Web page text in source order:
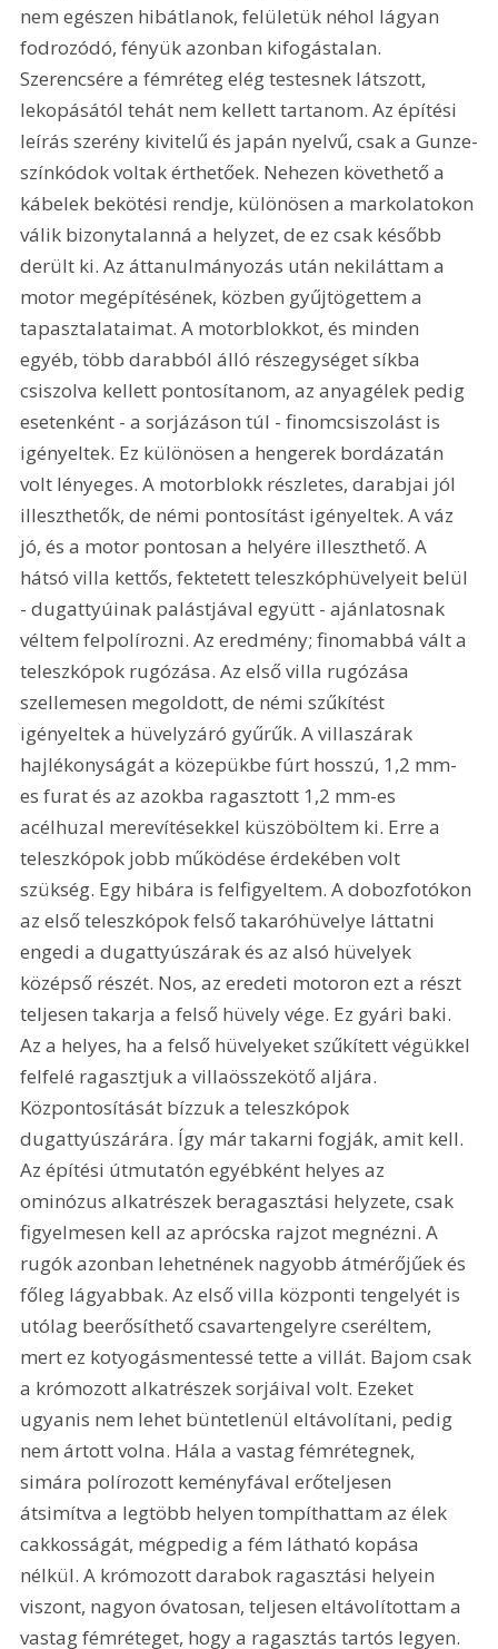
nem egészen hibátlanok, felületük néhol lágyan
fodrozódó, fényük azonban kifogástalan.
Szerencsére a fémréteg elég testesnek látszott,
lekopásától tehát nem kellett tartanom. Az építési
leírás szerény kivitelű és japán nyelvű, csak a Gunze-
színkódok voltak érthetőek. Nehezen követhető a
kábelek bekötési rendje, különösen a markolatokon
válik bizonytalanná a helyzet, de ez csak később
derült ki. Az áttanulmányozás után nekiláttam a
motor megépítésének, közben gyűjtögettem a
tapasztalataimat. A motorblokkot, és minden
egyéb, több darabból álló részegységet síkba
csiszolva kellett pontosítanom, az anyagélek pedig
esetenként - a sorjázáson túl - finomcsiszolást is
igényeltek. Ez különösen a hengerek bordázatán
volt lényeges. A motorblokk részletes, darabjai jól
illeszthetők, de némi pontosítást igényeltek. A váz
jó, és a motor pontosan a helyére illeszthető. A
hátsó villa kettős, fektetett teleszkóphüvelyeit belül
- dugattyúinak palástjával együtt - ajánlatosnak
véltem felpolírozni. Az eredmény; finomabbá vált a
teleszkópok rugózása. Az első villa rugózása
szellemesen megoldott, de némi szűkítést
igényeltek a hüvelyzáró gyűrűk. A villaszárak
hajlékonyságát a közepükbe fúrt hosszú, 1,2 mm-
es furat és az azokba ragasztott 1,2 mm-es
acélhuzal merevítésekkel küszöböltem ki. Erre a
teleszkópok jobb működése érdekében volt
szükség. Egy hibára is felfigyeltem. A dobozfotókon
az első teleszkópok felső takaróhüvelye láttatni
engedi a dugattyúszárak és az alsó hüvelyek
középső részét. Nos, az eredeti motoron ezt a részt
teljesen takarja a felső hüvely vége. Ez gyári baki.
Az a helyes, ha a felső hüvelyeket szűkített végükkel
felfelé ragasztjuk a villaösszekötő aljára.
Központosítását bízzuk a teleszkópok
dugattyúszárára. Így már takarni fogják, amit kell.
Az építési útmutatón egyébként helyes az
ominózus alkatrészek beragasztási helyzete, csak
figyelmesen kell az aprócska rajzot megnézni. A
rugók azonban lehetnének nagyobb átmérőjűek és
főleg lágyabbak. Az első villa központi tengelyét is
utólag beerősíthető csavartengelyre cseréltem,
mert ez kotyogásmentessé tette a villát. Bajom csak
a krómozott alkatrészek sorjáival volt. Ezeket
ugyanis nem lehet büntetlenül eltávolítani, pedig
nem ártott volna. Hála a vastag fémrétegnek,
simára polírozott keményfával erőteljesen
átsimítva a legtöbb helyen tompíthattam az élek
cakkosságát, mégpedig a fém látható kopása
nélkül. A krómozott darabok ragasztási helyein
viszont, nagyon óvatosan, teljesen eltávolítottam a
vastag fémréteget, hogy a ragasztás tartós legyen.